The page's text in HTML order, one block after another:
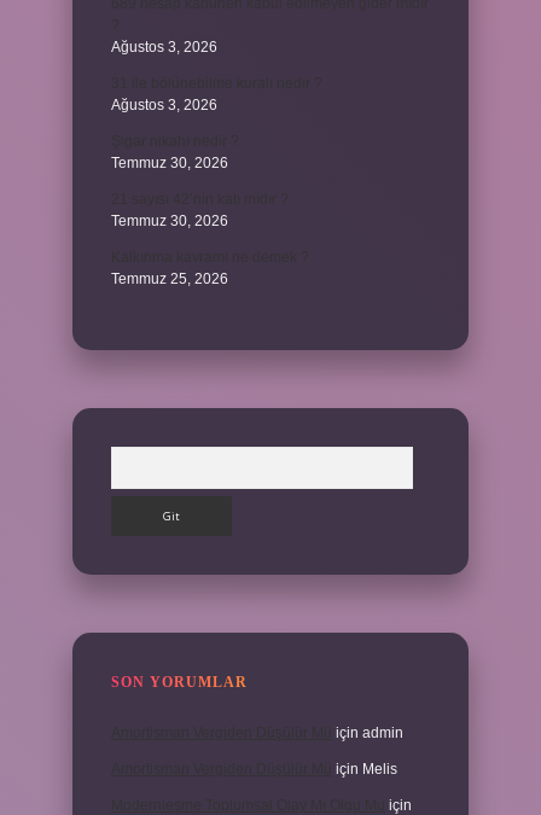
Ağustos 3, 2026
Ağustos 3, 2026
Temmuz 30, 2026
Temmuz 30, 2026
Temmuz 25, 2026
SON YORUMLAR
için admin
için Melis
için